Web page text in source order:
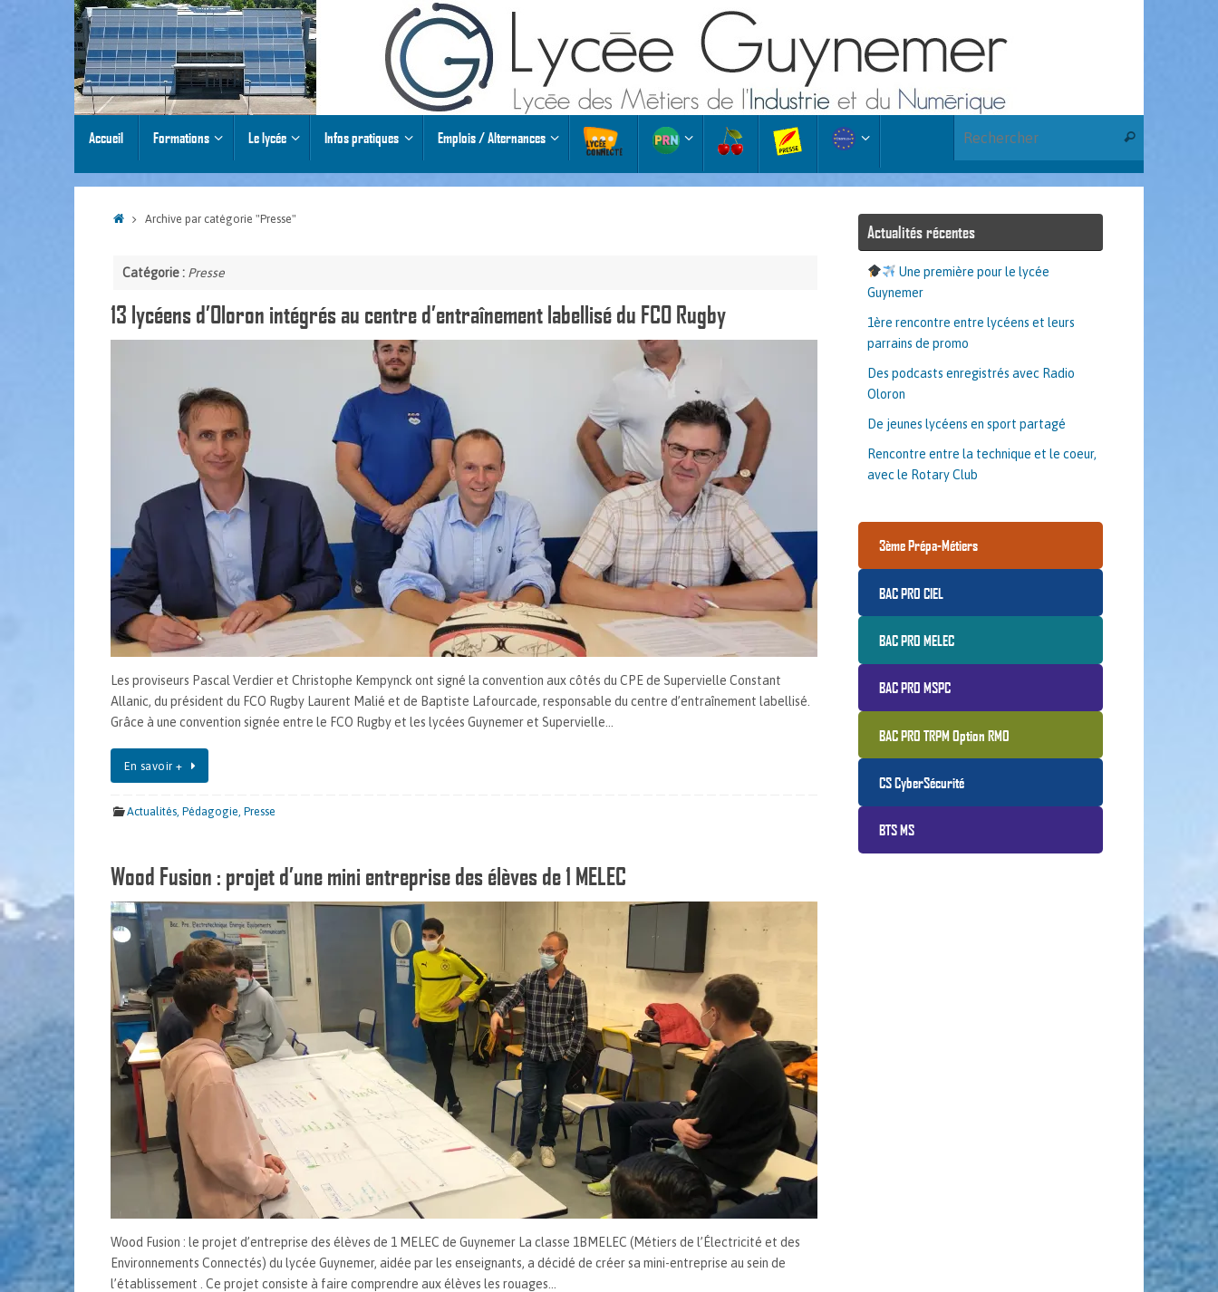
Accueil Formations Le lycée Infos pratiques Emplois / Alternances Rechercher
Accueil
Archive par catégorie "Presse"
Catégorie : Presse
13 lycéens d’Oloron intégrés au centre d’entraînement labellisé du FCO Rugby
Les proviseurs Pascal Verdier et Christophe Kempynck ont signé la convention aux côtés du CPE de Supervielle Constant
Allanic, du président du FCO Rugby Laurent Malié et de Baptiste Lafourcade, responsable du centre d’entraînement labellisé.
Grâce à une convention signée entre le FCO Rugby et les lycées Guynemer et Supervielle…
En savoir +
Actualités ,Pédagogie ,Presse
Wood Fusion : projet d’une mini entreprise des élèves de 1 MELEC
Wood Fusion : le projet d’entreprise des élèves de 1 MELEC de Guynemer La classe 1BMELEC (Métiers de l’Électricité et des
Environnements Connectés) du lycée Guynemer, aidée par les enseignants, a décidé de créer sa mini-entreprise au sein de
l’établissement . Ce projet consiste à faire comprendre aux élèves les rouages…
Actualités récentes
Une première pour le lycée
Guynemer
1ère rencontre entre lycéens et leurs
parrains de promo
Des podcasts enregistrés avec Radio
Oloron
De jeunes lycéens en sport partagé
Rencontre entre la technique et le coeur,
avec le Rotary Club
3ème Prépa-Métiers
BAC PRO CIEL
BAC PRO MELEC
BAC PRO MSPC
BAC PRO TRPM Option RMO
CS CyberSécurité
BTS MS